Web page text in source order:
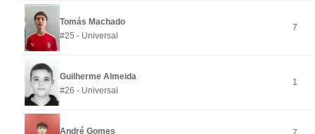
Tomás Machado
#25 - Universal
7
Guilherme Almeida
#26 - Universal
1
André Gomes